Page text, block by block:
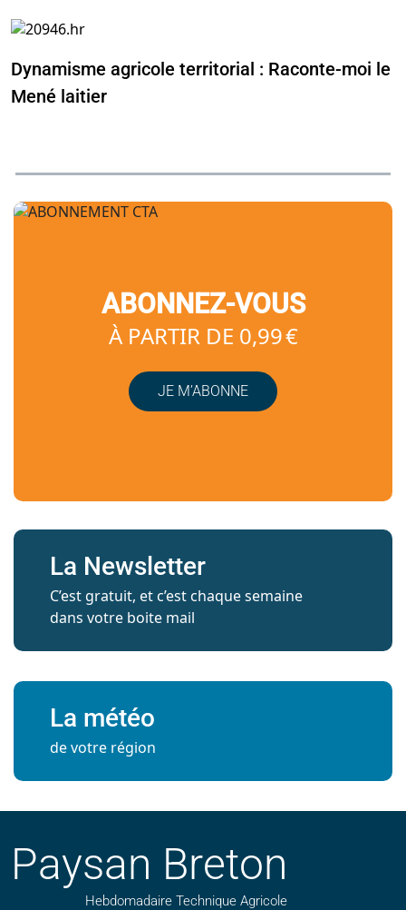
Dynamisme agricole territorial : Raconte-moi le
Mené laitier
ABONNEZ-VOUS
À PARTIR DE 0,99 €
JE M’ABONNE
La Newsletter
C’est gratuit, et c’est chaque semaine
dans votre boite mail
La météo
de votre région
Paysan Breton
Hebdomadaire Technique Agricole